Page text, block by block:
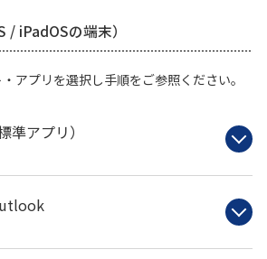
iPadOSの端末）
アプリを選択し手順をご参照ください。
準アプリ）